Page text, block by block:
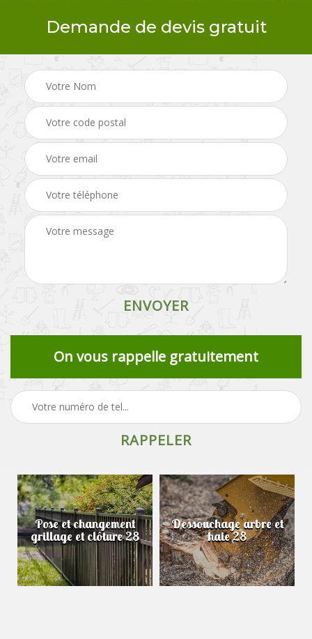
Demande de devis gratuit
On vous rappelle gratuitement
Pose et changement
grillage et clôture 28
Dessouchage arbre et
haie 28